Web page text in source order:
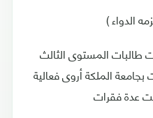
الدواء )
طالبات المستوى الثالث
بجامعة الملكة أروى فعالية
عدة فقرات